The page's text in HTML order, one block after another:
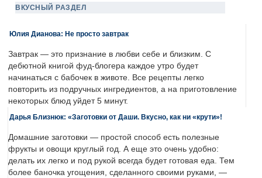
ВКУСНЫЙ РАЗДЕЛ
Юлия Дианова: Не просто завтрак
Завтрак — это признание в любви себе и близким. С
дебютной книгой фуд-блогера каждое утро будет
начинаться с бабочек в животе. Все рецепты легко
повторить из подручных ингредиентов, а на приготовление
некоторых блюд уйдет 5 минут.
Дарья Близнюк: «Заготовки от Даши. Вкусно, как ни «крути»!
Домашние заготовки — простой способ есть полезные
фрукты и овощи круглый год. А еще это очень удобно:
делать их легко и под рукой всегда будет готовая еда. Тем
более баночка угощения, сделанного своими руками, —